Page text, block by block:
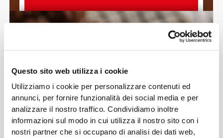
Questo sito web utilizza i cookie
Utilizziamo i cookie per personalizzare contenuti ed
annunci, per fornire funzionalità dei social media e per
analizzare il nostro traffico. Condividiamo inoltre
informazioni sul modo in cui utilizza il nostro sito con i
nostri partner che si occupano di analisi dei dati web,